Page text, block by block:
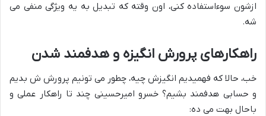
ازشون سوءاستفاده کنی، اون وقته که تبدیل به یه ویژگی منفی می
شه.
راهکارهای پرورش انگیزه و هدفمند شدن
خب، حالا که فهمیدیم انگیزش چیه، چطور می تونیم پرورش ش بدیم
و حسابی هدفمند بشیم؟ خسرو امیرحسینی چند تا راهکار عملی و
باحال بهت می ده: